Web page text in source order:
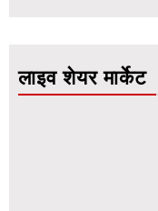
लाइव शेयर मार्केट